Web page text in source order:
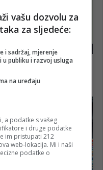
vašu dozvolu za
za sljedeće:
i sadržaj, mjerenje
u publiku i razvoj usluga
na uređaju
a podatke s vašeg
i druge podatke
im pristupati 212
web-lokacija. Mi i naši
podatke o